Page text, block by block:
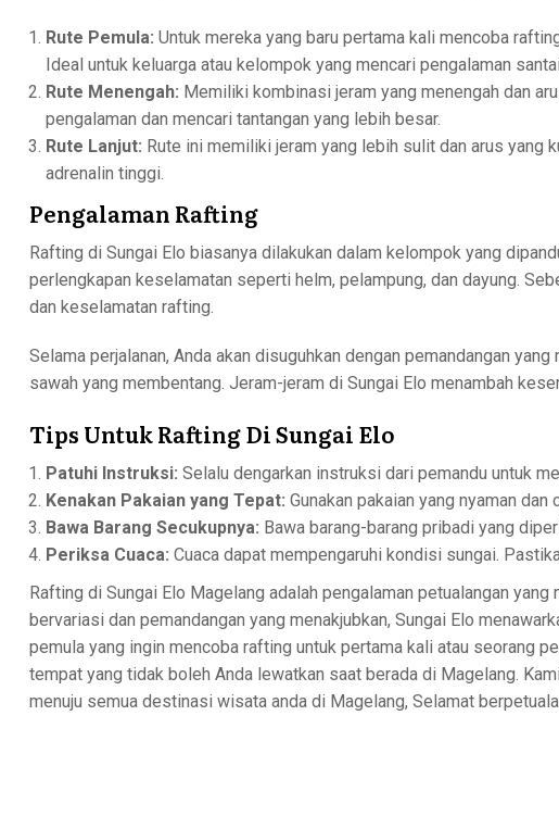
Rute Pemula: Untuk mereka yang baru pertama kali mencoba
Ideal untuk keluarga atau kelompok yang mencari pengalaman
Rute Menengah: Memiliki kombinasi jeram yang menengah dan
pengalaman dan mencari tantangan yang lebih besar.
Rute Lanjut: Rute ini memiliki jeram yang lebih sulit dan arus yang
adrenalin tinggi.
Pengalaman Rafting
Rafting di Sungai Elo biasanya dilakukan dalam kelompok yang
perlengkapan keselamatan seperti helm, pelampung, dan dayung.
dan keselamatan rafting.
Selama perjalanan, Anda akan disuguhkan dengan pemandangan
sawah yang membentang. Jeram-jeram di Sungai Elo menambah
Tips Untuk Rafting Di Sungai Elo
Patuhi Instruksi: Selalu dengarkan instruksi dari pemandu untuk
Kenakan Pakaian yang Tepat: Gunakan pakaian yang nyaman
Bawa Barang Secukupnya: Bawa barang-barang pribadi yang
Periksa Cuaca: Cuaca dapat mempengaruhi kondisi sungai.
Rafting di Sungai Elo Magelang adalah pengalaman petualangan
bervariasi dan pemandangan yang menakjubkan, Sungai Elo
pemula yang ingin mencoba rafting untuk pertama kali atau seorang
tempat yang tidak boleh Anda lewatkan saat berada di Magelang.
menuju semua destinasi wisata anda di Magelang, Selamat